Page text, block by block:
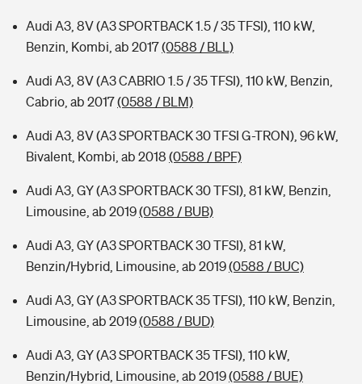
Audi A3, 8V (A3 SPORTBACK 1.5 / 35 TFSI), 110 kW,
Benzin, Kombi, ab 2017(0588 / BLL)
Audi A3, 8V (A3 CABRIO 1.5 / 35 TFSI), 110 kW, Benzin,
Cabrio, ab 2017(0588 / BLM)
Audi A3, 8V (A3 SPORTBACK 30 TFSI G-TRON), 96 kW,
Bivalent, Kombi, ab 2018 (0588 / BPF)
Audi A3, GY (A3 SPORTBACK 30 TFSI), 81 kW, Benzin,
Limousine, ab 2019(0588 / BUB)
Audi A3, GY (A3 SPORTBACK 30 TFSI), 81 kW,
Benzin/Hybrid, Limousine, ab 2019(0588 / BUC)
Audi A3, GY (A3 SPORTBACK 35 TFSI), 110 kW, Benzin,
Limousine, ab 2019(0588 / BUD)
Audi A3, GY (A3 SPORTBACK 35 TFSI), 110 kW,
Benzin/Hybrid, Limousine, ab 2019(0588 / BUE)